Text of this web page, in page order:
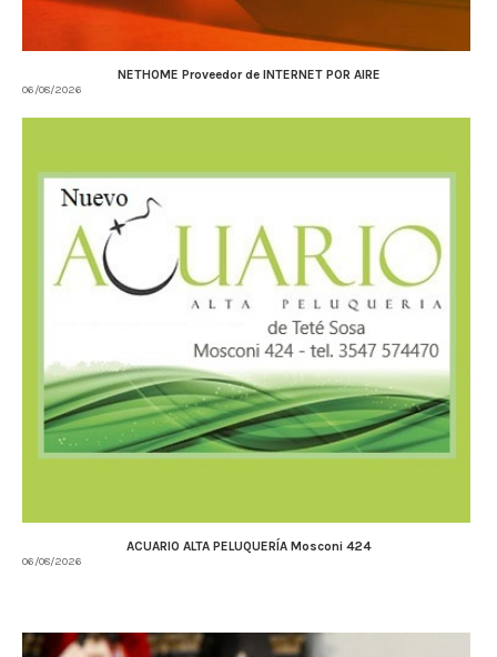
NETHOME Proveedor de INTERNET POR AIRE
06/08/2026
ACUARIO ALTA PELUQUERÍA Mosconi 424
06/08/2026